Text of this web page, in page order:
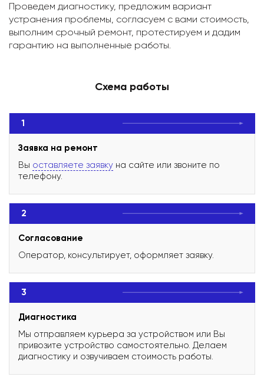
Проведем диагностику, предложим вариант
устранения проблемы, согласуем с вами стоимость,
выполним срочный ремонт, протестируем и дадим
гарантию на выполненные работы.
Схема работы
1
Заявка на ремонт
Вы оставляете заявку на сайте или звоните по
телефону.
2
Согласование
Оператор, консультирует, оформляет заявку.
3
Диагностика
Мы отправляем курьера за устройством или Вы
привозите устройство самостоятельно. Делаем
диагностику и озвучиваем стоимость работы.